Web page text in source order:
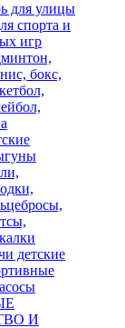
для улицы
спорта и
игр
бокс,
детские
И